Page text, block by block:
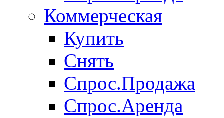
Коммерческая
Купить
Снять
Спрос.Продажа
Спрос.Аренда